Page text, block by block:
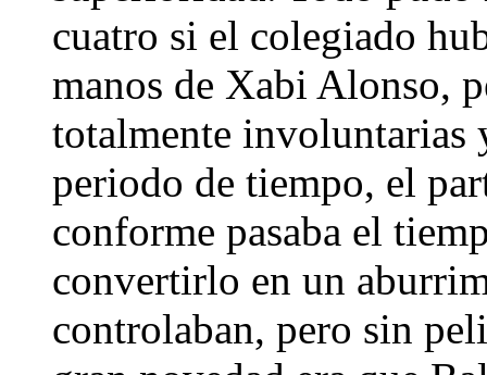
cuatro si el colegiado
manos de Xabi Alonso,
totalmente involuntarias
periodo de tiempo, el
conforme pasaba el
convertirlo en un
controlaban, pero sin